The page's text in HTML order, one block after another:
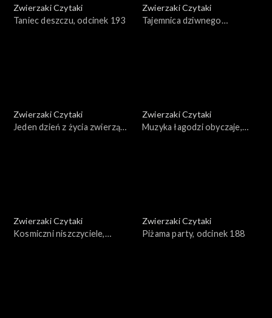
Zwierzaki Czytaki
Taniec deszczu, odcinek 193
Zwierzaki Czytaki
Tajemnica dziwnego
Zwierzaki Czytaki
Jeden dzień z życia zwierząt
Zwierzaki Czytaki
Muzyka łagodzi obyczaje,
Zwierzaki Czytaki
Kosmiczni niszczyciele,
Zwierzaki Czytaki
Piżama party, odcinek 188